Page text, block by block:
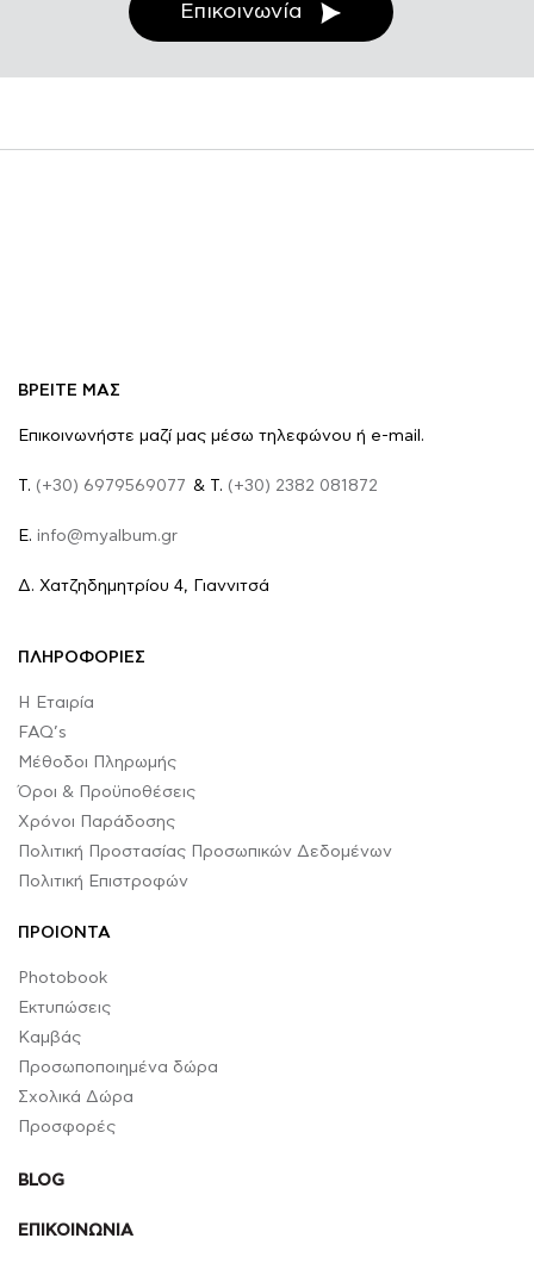
Επικοινωνία
ΒΡΕΙΤΕ ΜΑΣ
Επικοινωνήστε μαζί μας μέσω τηλεφώνου ή e-mail.
Τ. (+30) 6979569077 & Τ. (+30) 2382 081872
E. info@myalbum.gr
Δ. Χατζηδημητρίου 4, Γιαννιτσά
ΠΛΗΡΟΦΟΡΙΕΣ
Η Εταιρία
FAQ’s
Μέθοδοι Πληρωμής
Όροι & Προϋποθέσεις
Χρόνοι Παράδοσης
Πολιτική Προστασίας Προσωπικών Δεδομένων
Πολιτική Επιστροφών
ΠΡΟΙΟΝΤΑ
Photobook
Εκτυπώσεις
Καμβάς
Προσωποποιημένα δώρα
Σχολικά Δώρα
Προσφορές
BLOG
ΕΠΙΚΟΙΝΩΝΙΑ